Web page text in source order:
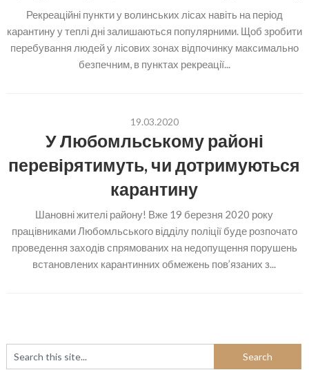
Рекреаційні пункти у волинських лісах навіть на період
карантину у теплі дні залишаються популярними. Щоб зробити
перебування людей у лісових зонах відпочинку максимально
безпечним, в пунктах рекреації...
19.03.2020
У Любомльському районі
перевірятимуть, чи дотримуються
карантину
Шановні жителі району! Вже 19 березня 2020 року
працівниками Любомльського відділу поліції буде розпочато
проведення заходів спрямованих на недопущення порушень
встановлених карантинних обмежень пов’язаних з...